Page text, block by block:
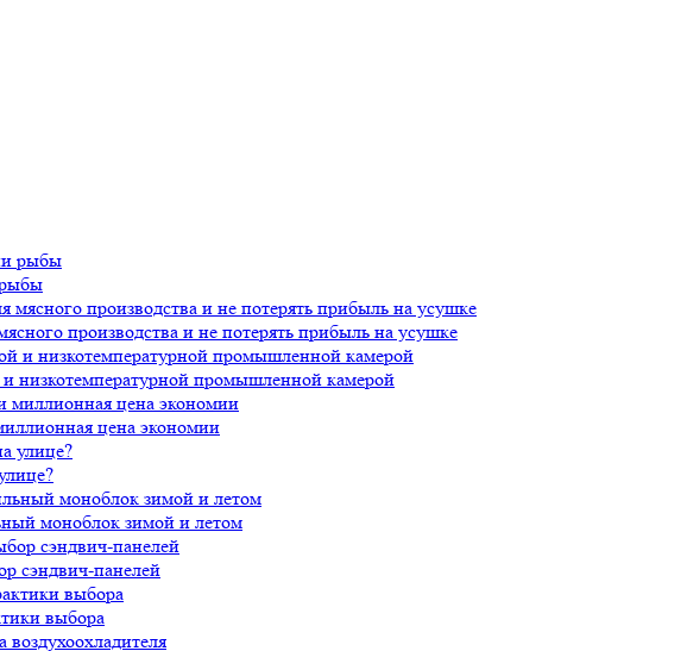
производства и не потерять прибыль на усушке
и низкотемпературной промышленной камерой
цена экономии
моноблок зимой и летом
сэндвич-панелей
выбора